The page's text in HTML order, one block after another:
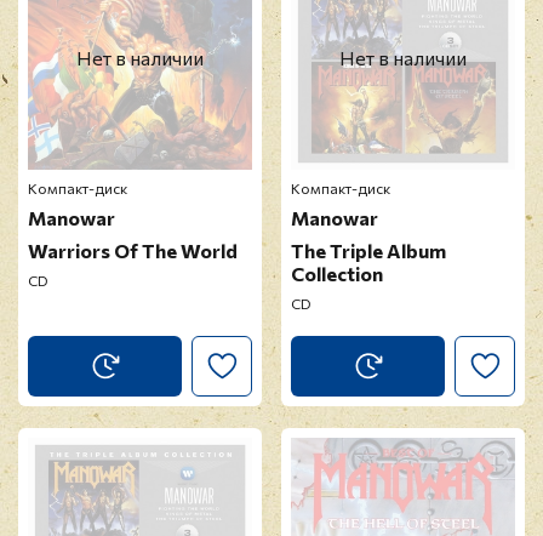
Нет в наличии
Компакт-диск
Manowar
Warriors Of The World
CD
Нет в наличии
Компакт-диск
Manowar
The Triple Album
Collection
CD